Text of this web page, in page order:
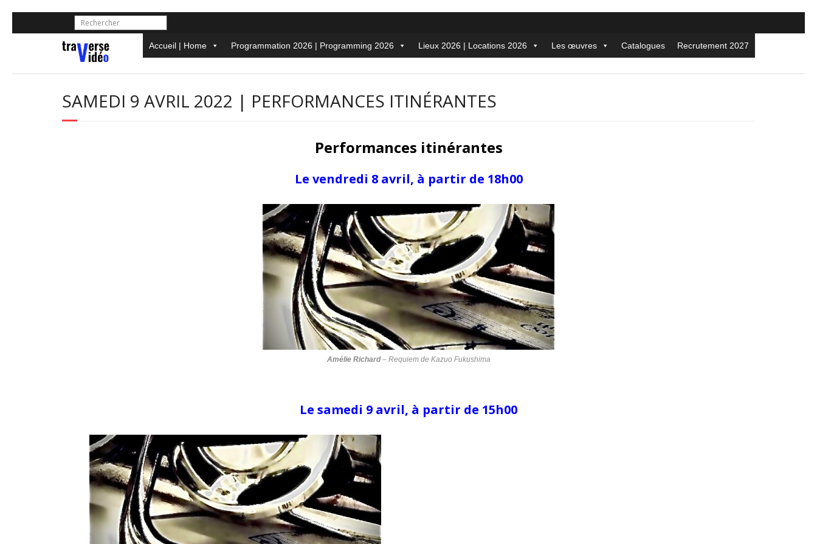
Accueil | Home Programmation 2026 | Programming 2026 Lieux 2026 | Locations 2026 Les œuvres Catalogues Recrutement 2027
SAMEDI 9 AVRIL 2022 | PERFORMANCES ITINÉRANTES
Performances itinérantes
Le vendredi 8 avril, à partir de 18h00
Amélie Richard– Requiem de Kazuo Fukushima
Le samedi 9 avril, à partir de 15h00